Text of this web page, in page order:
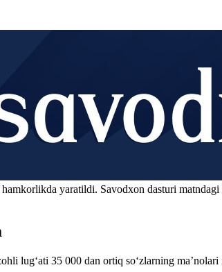
yaratildi. Savodxon dasturi
lug‘ati 35 000 dan ortiq so‘zlarning